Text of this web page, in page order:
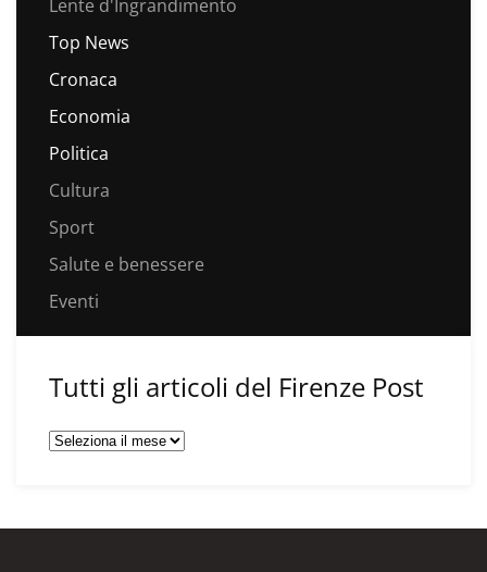
Lente d'Ingrandimento
Top News
Cronaca
Economia
Politica
Cultura
Sport
Salute e benessere
Eventi
Tutti gli articoli del Firenze Post
Tutti